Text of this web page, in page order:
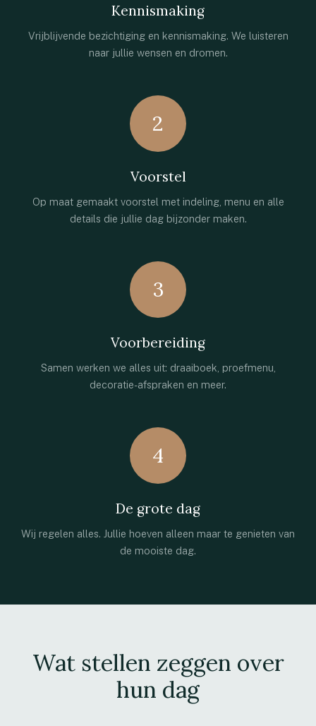
Kennismaking
Vrijblijvende bezichtiging en kennismaking. We luisteren
naar jullie wensen en dromen.
2
Voorstel
Op maat gemaakt voorstel met indeling, menu en alle
details die jullie dag bijzonder maken.
3
Voorbereiding
Samen werken we alles uit: draaiboek, proefmenu,
decoratie-afspraken en meer.
4
De grote dag
Wij regelen alles. Jullie hoeven alleen maar te genieten van
de mooiste dag.
Wat stellen zeggen over
hun dag